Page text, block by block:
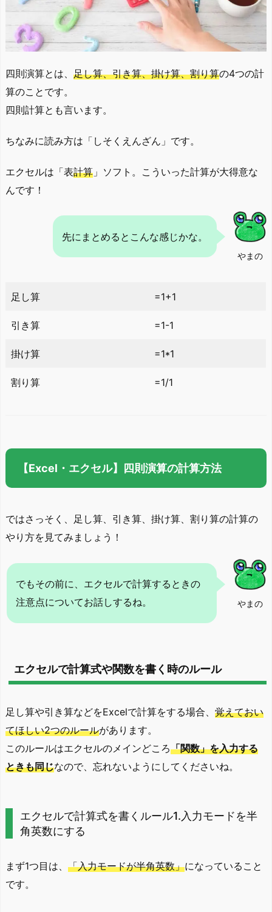
四則演算とは、 足し算、引き算、掛け算、割り算の4つの計
算のことです。
四則計算とも言います。
ちなみに読み方は「しそくえんざん」です。
エクセルは「表計算 」ソフト。こういった計算が大得意な
んです！
やまの
先にまとめるとこんな感じかな。
足し算 =1+1
引き算 =1-1
掛け算 =1*1
割り算 =1/1
【Excel・エクセル】四則演算の計算方法
ではさっそく、足し算、引き算、掛け算、割り算の計算の
やり方を見てみましょう！
やまの
でもその前に、エクセルで計算するときの
注意点についてお話しするね。
エクセルで計算式や関数を書く時のルール
足し算や引き算などをExcelで計算をする場合、 覚えておい
てほしい2つのルールがあります。
このルールはエクセルのメインどころ「関数」を入力する
ときも同じなので、忘れないようにしてくださいね。
エクセルで計算式を書くルール1.入力モードを半
角英数にする
まず1つ目は、 「入力モードが半角英数」になっていること
です。